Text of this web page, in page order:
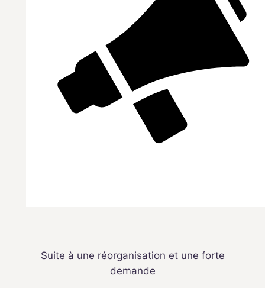
Suite à une réorganisation et une forte
demande